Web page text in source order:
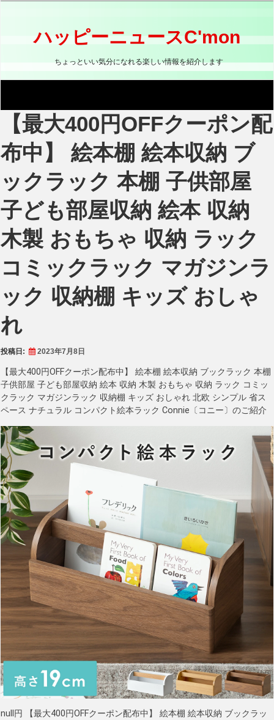
ス
ッ
ハッピーニュースC'mon
ちょっといい気分になれる楽しい情報を紹介します
【最大400円OFFクーポン配
布中】 絵本棚 絵本収納 ブ
ックラック 本棚 子供部屋
子ども部屋収納 絵本 収納
木製 おもちゃ 収納 ラック
コミックラック マガジンラ
ック 収納棚 キッズ おしゃ
れ
投稿日: 2023年7月8日
【最大400円OFFクーポン配布中】 絵本棚 絵本収納 ブックラック 本棚
子供部屋 子ども部屋収納 絵本 収納 木製 おもちゃ 収納 ラック コミッ
クラック マガジンラック 収納棚 キッズ おしゃれ 北欧 シンプル 省ス
ペース ナチュラル コンパクト絵本ラック Connie〔コニー〕のご紹介
null円 【最大400円OFFクーポン配布中】 絵本棚 絵本収納 ブックラッ